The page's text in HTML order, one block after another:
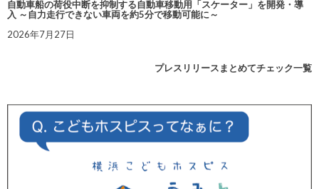
自動車船の荷役中断を抑制する自動車移動用「スケーター」を開発・導
入 ～自力走行できない車両を約5分で移動可能に～
2026年7月27日
プレスリリースまとめてチェック一覧